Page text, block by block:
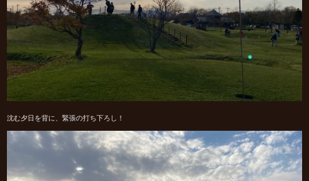
沈む夕日を背に、緊張の打ち下ろし！